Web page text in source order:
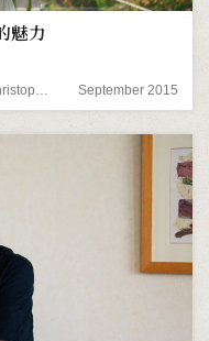
魅力
September 2015